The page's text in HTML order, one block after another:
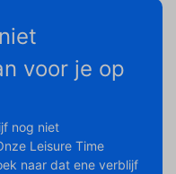
voor je op
nog niet
Leisure Time
naar dat ene verblijf